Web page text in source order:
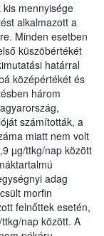
mennyisége
alkalmazott a
Minden esetben
küszöbértékét
határral
középértékét és
három
számították, a
miatt nem volt
µg/ttkg/nap között
adag
morfin
felnőttek esetén,
nap között. A